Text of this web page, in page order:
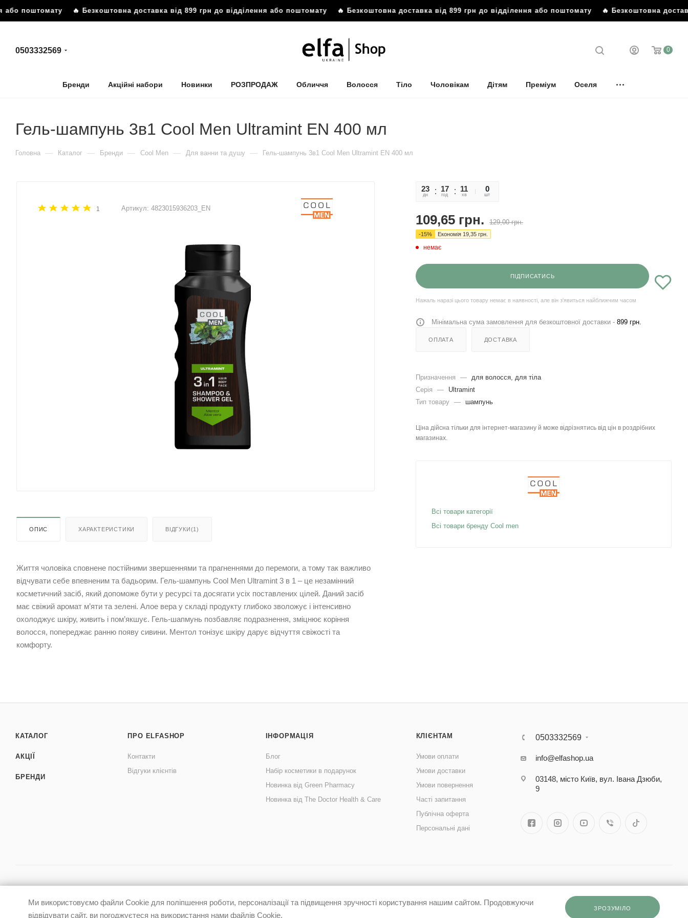
або поштомату🔥 Безкоштовна доставка від 899 грн до відділення або поштомату🔥 Безкоштовна доставка від 899 грн до відділення або поштомату🔥 Безкоштовна
0503332569 0
Бренди Акційні набори Новинки РОЗПРОДАЖ Обличчя Волосся Тіло Чоловікам Дітям Преміум Оселя
Гель-шампунь 3в1 Cool Men Ultramint EN 400 мл
Головна — Каталог — Бренди — Cool Men — Для ванни та душу — Гель-шампунь 3в1 Cool Men Ultramint EN 400 мл
1 Артикул: 4823015936203_EN
ОПИС ХАРАКТЕРИСТИКИ ВІДГУКИ(1)
Життя чоловіка сповнене постійними звершеннями та прагненнями до перемоги, а тому так важливо
відчувати себе впевненим та бадьорим. Гель-шампунь Cool Men Ultramint 3 в 1 – це незамінний
косметичний засіб, який допоможе бути у ресурсі та досягати усіх поставлених цілей. Даний засіб
має свіжий аромат м’яти та зелені. Алое вера у складі продукту глибоко зволожує і інтенсивно
охолоджує шкіру, живить і пом’якшує. Гель-шапмунь позбавляє подразнення, зміцнює коріння
волосся, попереджає ранню появу сивини. Ментол тонізує шкіру дарує відчуття свіжості та
комфорту.
23
дн
17
год
11
хв
43
сек
0
шт
109,65 грн. 129,00грн.
-15% Економія 19,35 грн.
немає
ПІДПИСАТИСЬ
Нажаль наразі цього товару немає в наявності, але він з'явиться найближчим часом
Мінімальна сума замовлення для безкоштовної доставки - 899 грн.
ОПЛАТА ДОСТАВКА
Призначення —
для волосся, для тіла
Серія
—
Ultramint
Тип товару — шампунь
Ціна дійсна тільки для інтернет-магазину й може відрізнятись від цін в роздрібних
магазинах.
Всі товари категорії
Всі товари бренду Cool men
КАТАЛОГ
АКЦІЇ
БРЕНДИ
ПРО ELFASHOP
Контакти
Відгуки клієнтів
ІНФОРМАЦІЯ
Блог
Набір косметики в подарунок
Новинка від Green Pharmacy
Новинка від The Doctor Health & Care
КЛІЄНТАМ
Умови оплати
Умови доставки
Умови повернення
Часті запитання
Публічна оферта
Персональні дані
0503332569
info@elfashop.ua
03148, місто Київ, вул. Івана Дзюби,
9
Ми використовуємо файли Cookie для поліпшення роботи, персоналізації та підвищення зручності користування нашим сайтом. Продовжуючи
відвідувати сайт, ви погоджуєтеся на використання нами файлів Cookie.
ЗРОЗУМІЛО